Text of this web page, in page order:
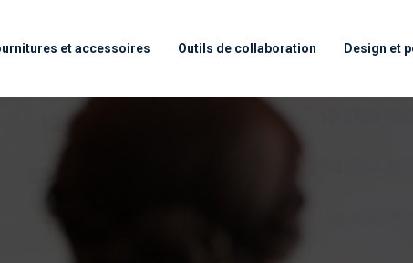
et accessoires Outils de collaboration Design et